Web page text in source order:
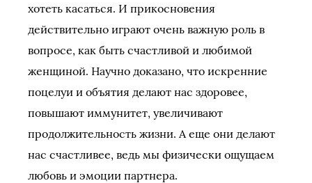
хотеть касаться. И прикосновения
действительно играют очень важную роль в
вопросе, как быть счастливой и любимой
женщиной. Научно доказано, что искренние
поцелуи и объятия делают нас здоровее,
повышают иммунитет, увеличивают
продолжительность жизни. А еще они делают
нас счастливее, ведь мы физически ощущаем
любовь и эмоции партнера.